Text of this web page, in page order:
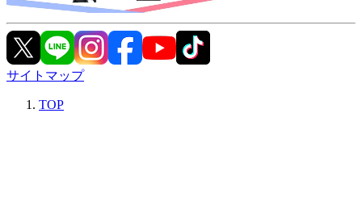
サイトマップ
TOP